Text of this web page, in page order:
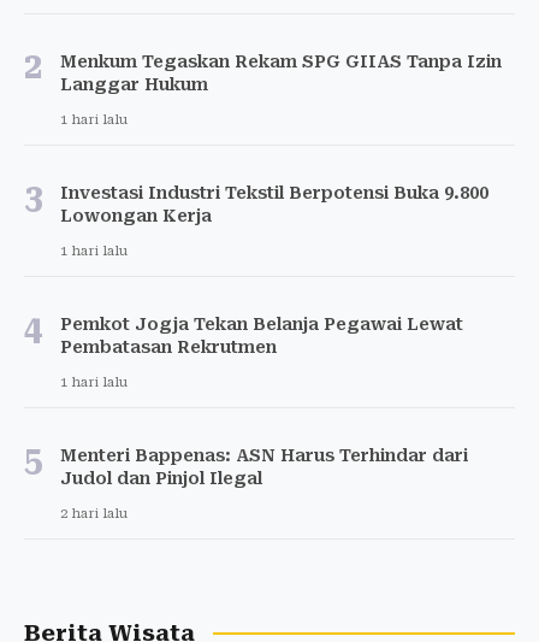
2
Menkum Tegaskan Rekam SPG GIIAS Tanpa Izin
Langgar Hukum
1 hari lalu
3
Investasi Industri Tekstil Berpotensi Buka 9.800
Lowongan Kerja
1 hari lalu
4
Pemkot Jogja Tekan Belanja Pegawai Lewat
Pembatasan Rekrutmen
1 hari lalu
5
Menteri Bappenas: ASN Harus Terhindar dari
Judol dan Pinjol Ilegal
2 hari lalu
Berita Wisata